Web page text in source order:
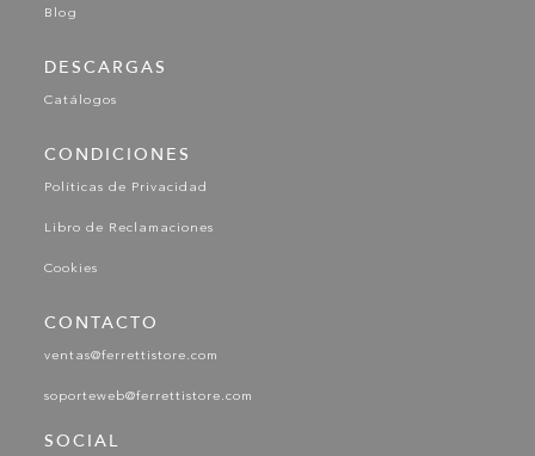
Blog
DESCARGAS
Catálogos
CONDICIONES
Políticas de Privacidad
Libro de Reclamaciones
Cookies
CONTACTO
ventas@ferrettistore.com
soporteweb@ferrettistore.com
SOCIAL